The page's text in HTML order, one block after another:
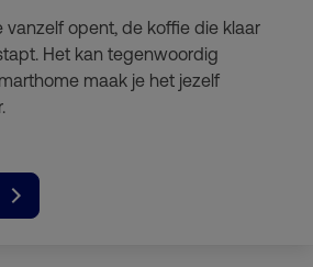
vanzelf opent, de koffie die klaar
Het kan tegenwoordig
maak je het jezelf